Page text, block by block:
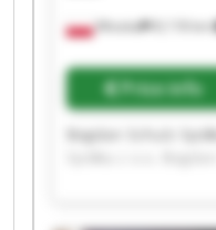
Wioska 8,118 km
Price info
Bogdan Schulz
Schulz Spółka z